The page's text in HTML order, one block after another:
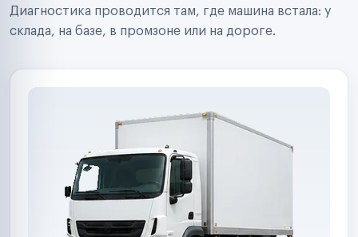
Ритейл-сети
Управляющие компании
Страховые компании
Диагностика проводится там, где машина встала: у
склада, на базе, в промзоне или на дороге.